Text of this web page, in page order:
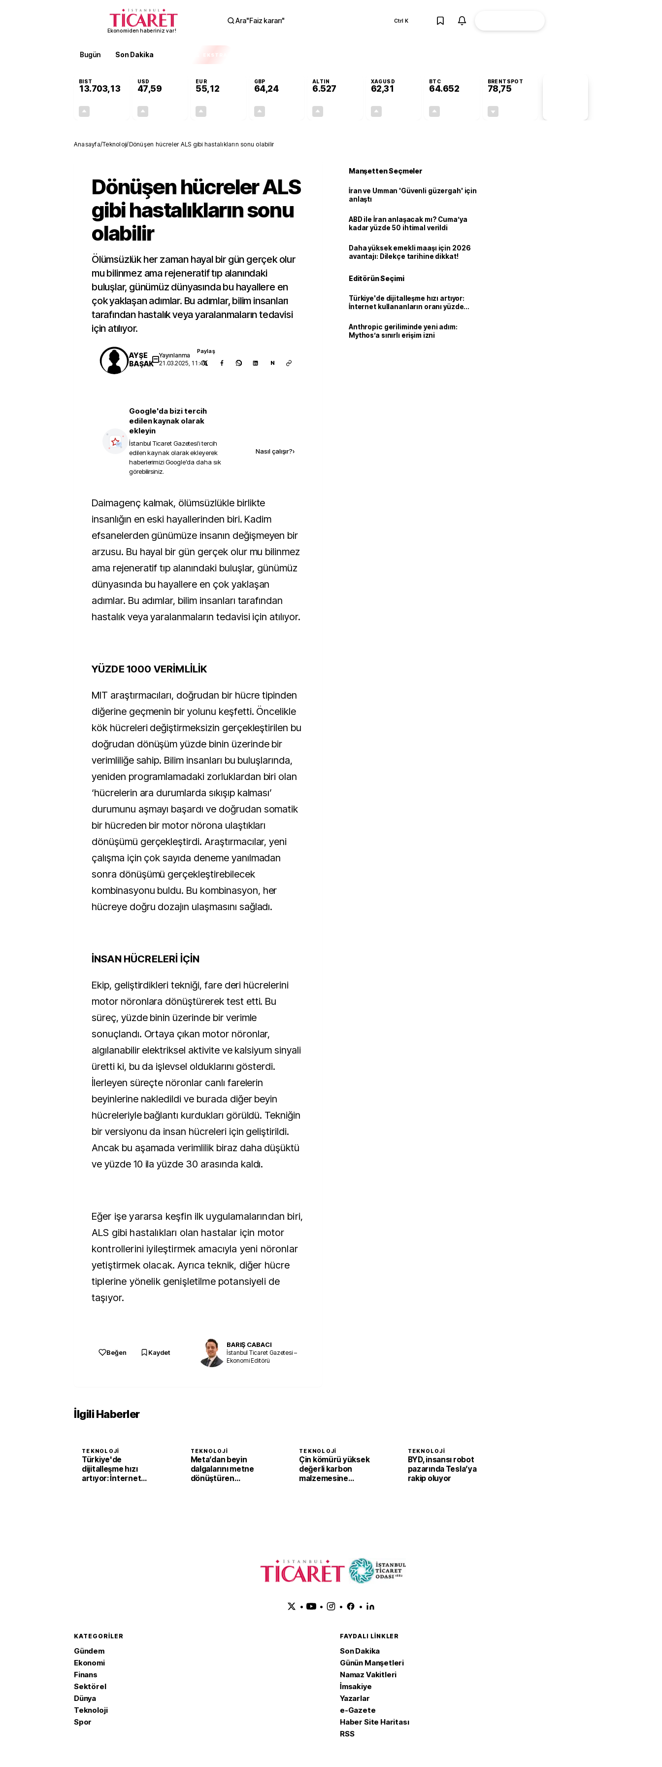
Ekonomiden haberiniz var!
Ara"Faiz kararı" Ctrl K
Bugün Son Dakika EKSTRA
BIST
13.703,13
USD
47,59
EUR
55,12
GBP
64,24
ALTIN
6.527
XAGUSD
62,31
BTC
64.652
BRENTSPOT
78,75
Anasayfa/Teknoloji/Dönüşen hücreler ALS gibi hastalıkların sonu olabilir
Dönüşen hücreler ALS
gibi hastalıkların sonu
olabilir
Ölümsüzlük her zaman hayal bir gün gerçek olur
mu bilinmez ama rejeneratif tıp alanındaki
buluşlar, günümüz dünyasında bu hayallere en
çok yaklaşan adımlar. Bu adımlar, bilim insanları
tarafından hastalık veya yaralanmaların tedavisi
için atılıyor.
AYŞE
BAŞAK
Yayınlanma
21.03.2025, 11:40
Paylaş
N
Google'da bizi tercih
edilen kaynak olarak
ekleyin
İstanbul Ticaret Gazetesi'i tercih
edilen kaynak olarak ekleyerek
haberlerimizi Google'da daha sık
görebilirsiniz.
Nasıl çalışır?›
Daimagenç kalmak, ölümsüzlükle birlikte
insanlığın en eski hayallerinden biri. Kadim
efsanelerden günümüze insanın değişmeyen bir
arzusu. Bu hayal bir gün gerçek olur mu bilinmez
ama rejeneratif tıp alanındaki buluşlar, günümüz
dünyasında bu hayallere en çok yaklaşan
adımlar. Bu adımlar, bilim insanları tarafından
hastalık veya yaralanmaların tedavisi için atılıyor.
YÜZDE 1000 VERİMLİLİK
MIT araştırmacıları, doğrudan bir hücre tipinden
diğerine geçmenin bir yolunu keşfetti. Öncelikle
kök hücreleri değiştirmeksizin gerçekleştirilen bu
doğrudan dönüşüm yüzde binin üzerinde bir
verimliliğe sahip. Bilim insanları bu buluşlarında,
yeniden programlamadaki zorluklardan biri olan
‘hücrelerin ara durumlarda sıkışıp kalması’
durumunu aşmayı başardı ve doğrudan somatik
bir hücreden bir motor nörona ulaştıkları
dönüşümü gerçekleştirdi. Araştırmacılar, yeni
çalışma için çok sayıda deneme yanılmadan
sonra dönüşümü gerçekleştirebilecek
kombinasyonu buldu. Bu kombinasyon, her
hücreye doğru dozajın ulaşmasını sağladı.
İNSAN HÜCRELERİ İÇİN
Ekip, geliştirdikleri tekniği, fare deri hücrelerini
motor nöronlara dönüştürerek test etti. Bu
süreç, yüzde binin üzerinde bir verimle
sonuçlandı. Ortaya çıkan motor nöronlar,
algılanabilir elektriksel aktivite ve kalsiyum sinyali
üretti ki, bu da işlevsel olduklarını gösterdi.
İlerleyen süreçte nöronlar canlı farelerin
beyinlerine nakledildi ve burada diğer beyin
hücreleriyle bağlantı kurdukları görüldü. Tekniğin
bir versiyonu da insan hücreleri için geliştirildi.
Ancak bu aşamada verimlilik biraz daha düşüktü
ve yüzde 10 ila yüzde 30 arasında kaldı.
Eğer işe yararsa keşfin ilk uygulamalarından biri,
ALS gibi hastalıkları olan hastalar için motor
kontrollerini iyileştirmek amacıyla yeni nöronlar
yetiştirmek olacak. Ayrıca teknik, diğer hücre
tiplerine yönelik genişletilme potansiyeli de
taşıyor.
Beğen Kaydet
BARIŞ CABACI
İstanbul Ticaret Gazetesi –
Ekonomi Editörü
Manşetten Seçmeler
İran ve Umman 'Güvenli güzergah' için
anlaştı
ABD ile İran anlaşacak mı? Cuma’ya
kadar yüzde 50 ihtimal verildi
Daha yüksek emekli maaşı için 2026
avantajı: Dilekçe tarihine dikkat!
Editörün Seçimi
Türkiye'de dijitalleşme hızı artıyor:
İnternet kullananların oranı yüzde
Anthropic geriliminde yeni adım:
Mythos’a sınırlı erişim izni
İlgili Haberler
TEKNOLOJI
Türkiye'de
dijitalleşme hızı
artıyor: İnternet
TEKNOLOJI
Meta’dan beyin
dalgalarını metne
dönüştüren
TEKNOLOJI
Çin kömürü yüksek
değerli karbon
malzemesine
TEKNOLOJI
BYD, insansı robot
pazarında Tesla’ya
rakip oluyor
• • • •
KATEGORILER
Gündem
Ekonomi
Finans
Sektörel
Dünya
Teknoloji
Spor
FAYDALI LINKLER
Son Dakika
Günün Manşetleri
Namaz Vakitleri
İmsakiye
Yazarlar
e-Gazete
Haber Site Haritası
RSS